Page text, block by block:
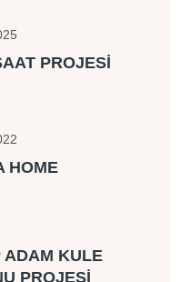
PROJESİ
HOME
ADAM KULE
PROJESİ